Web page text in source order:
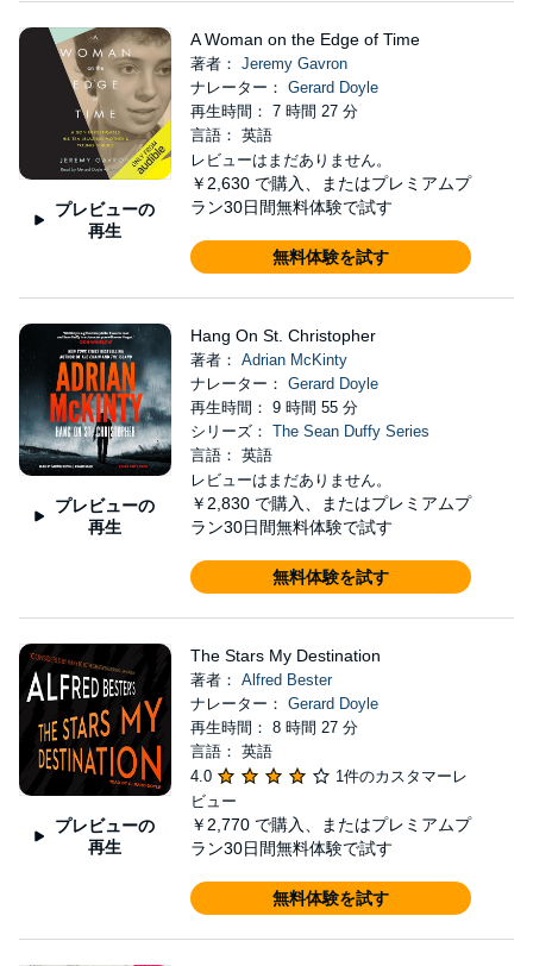
プレビューの
再生
A Woman on the Edge of Time
著者： Jeremy Gavron
ナレーター： Gerard Doyle
再生時間： 7 時間 27 分
言語： 英語
レビューはまだありません。
￥2,630 で購入、またはプレミアムプ
ラン30日間無料体験で試す
無料体験を試す
プレビューの
再生
Hang On St. Christopher
著者： Adrian McKinty
ナレーター： Gerard Doyle
再生時間： 9 時間 55 分
シリーズ： The Sean Duffy Series
言語： 英語
レビューはまだありません。
￥2,830 で購入、またはプレミアムプ
ラン30日間無料体験で試す
無料体験を試す
プレビューの
再生
The Stars My Destination
著者： Alfred Bester
ナレーター： Gerard Doyle
再生時間： 8 時間 27 分
言語： 英語
4.0
1件のカスタマーレ
ビュー
￥2,770 で購入、またはプレミアムプ
ラン30日間無料体験で試す
無料体験を試す